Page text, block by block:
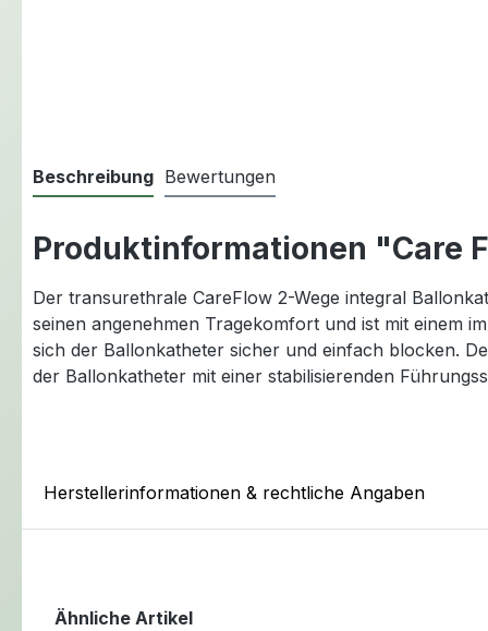
Beschreibung Bewertungen
Produktinformationen "Care
Der transurethrale CareFlow 2-Wege integral
seinen angenehmen Tragekomfort und ist mit einem
sich der Ballonkatheter sicher und einfach blocken.
der Ballonkatheter mit einer stabilisierenden
Herstellerinformationen & rechtliche Angaben
Ähnliche Artikel